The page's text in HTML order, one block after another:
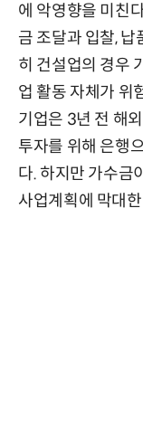
에 악영향을 미친
금 조달과 입찰,
히 건설업의 경우
업 활동 자체가 위
기업은 3년 전 해
투자를 위해 은행
다. 하지만 가수금
사업계획에 막대